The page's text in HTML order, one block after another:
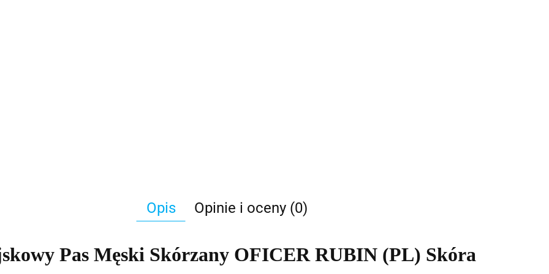
Opis Opinie i oceny (0)
Pas Męski Skórzany OFICER RUBIN (PL) Skóra